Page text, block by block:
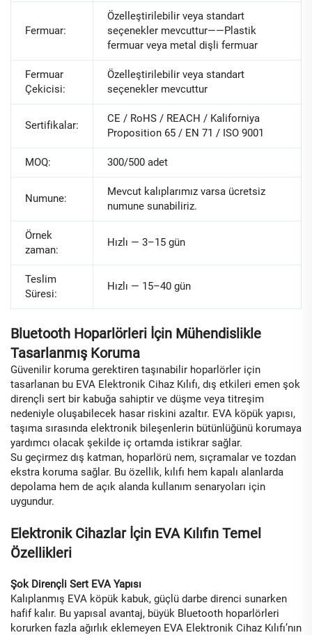
Fermuar:
Özelleştirilebilir veya standart
seçenekler mevcuttur——Plastik
fermuar veya metal dişli fermuar
Fermuar
Çekicisi:
Özelleştirilebilir veya standart
seçenekler mevcuttur
Sertifikalar:
CE / RoHS / REACH / Kaliforniya
Proposition 65 / EN 71 / ISO 9001
MOQ: 300/500 adet
Numune:
Mevcut kalıplarımız varsa ücretsiz
numune sunabiliriz.
Örnek
zaman:
Hızlı — 3–15 gün
Teslim
Süresi:
Hızlı — 15–40 gün
Bluetooth Hoparlörleri İçin Mühendislikle
Tasarlanmış Koruma
Güvenilir koruma gerektiren taşınabilir hoparlörler için
tasarlanan bu EVA Elektronik Cihaz Kılıfı, dış etkileri emen şok
dirençli sert bir kabuğa sahiptir ve düşme veya titreşim
nedeniyle oluşabilecek hasar riskini azaltır. EVA köpük yapısı,
taşıma sırasında elektronik bileşenlerin bütünlüğünü korumaya
yardımcı olacak şekilde iç ortamda istikrar sağlar.
Su geçirmez dış katman, hoparlörü nem, sıçramalar ve tozdan
ekstra koruma sağlar. Bu özellik, kılıfı hem kapalı alanlarda
depolama hem de açık alanda kullanım senaryoları için
uygundur.
Elektronik Cihazlar İçin EVA Kılıfın Temel
Özellikleri
Şok Dirençli Sert EVA Yapısı
Kalıplanmış EVA köpük kabuk, güçlü darbe direnci sunarken
hafif kalır. Bu yapısal avantaj, büyük Bluetooth hoparlörleri
korurken fazla ağırlık eklemeyen EVA Elektronik Cihaz Kılıfı’nın